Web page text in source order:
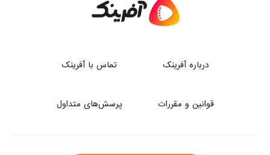
درباره آفرینک تماس با آفرینک
قوانین و مقررات پرسش‌های متداول